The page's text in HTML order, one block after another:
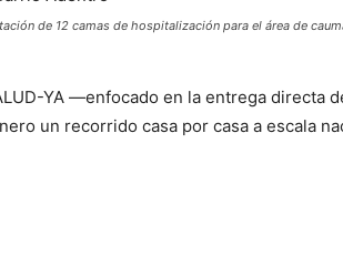
de 12 camas de hospitalización para el área de
YA —enfocado en la entrega directa
un recorrido casa por casa a escala